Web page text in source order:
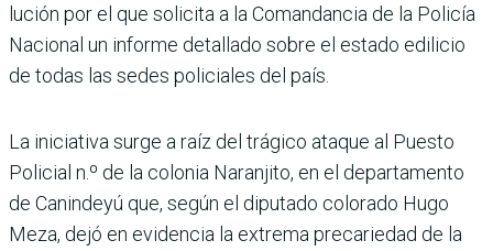
lución por el que solicita a la Comandancia de la Policía
Nacional un informe deta­llado sobre el estado edilicio
de todas las sedes policiales del país.
La iniciativa surge a raíz del trágico ataque al Puesto
Policial n.º de la colonia Naranjito, en el departa­mento
de Canindeyú que, según el diputado colorado Hugo
Meza, dejó en eviden­cia la extrema precariedad de la